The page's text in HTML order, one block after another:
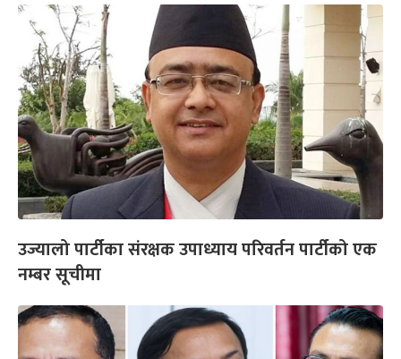
उज्यालो पार्टीका संरक्षक उपाध्याय परिवर्तन पार्टीको एक
नम्बर सूचीमा